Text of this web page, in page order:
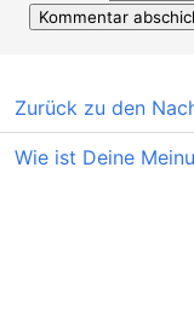
Zurück zu den
Wie ist Deine